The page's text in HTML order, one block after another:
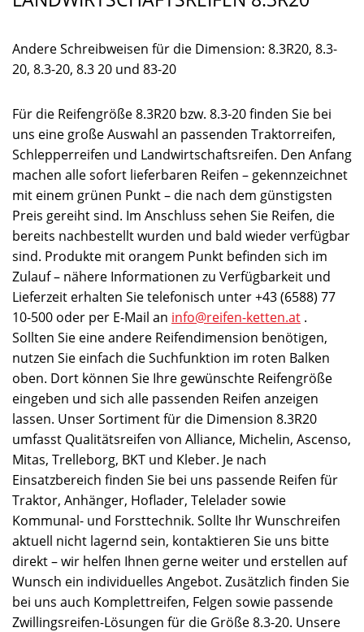
Andere Schreibweisen für die Dimension: 8.3R20, 8.3-
20, 8.3-20, 8.3 20 und 83-20
Für die Reifengröße 8.3R20 bzw. 8.3-20 finden Sie bei
uns eine große Auswahl an passenden Traktorreifen,
Schlepperreifen und Landwirtschaftsreifen. Den Anfang
machen alle sofort lieferbaren Reifen – gekennzeichnet
mit einem grünen Punkt – die nach dem günstigsten
Preis gereiht sind. Im Anschluss sehen Sie Reifen, die
bereits nachbestellt wurden und bald wieder verfügbar
sind. Produkte mit orangem Punkt befinden sich im
Zulauf – nähere Informationen zu Verfügbarkeit und
Lieferzeit erhalten Sie telefonisch unter +43 (6588) 77
10-500 oder per E-Mail an info@reifen-ketten.at .
Sollten Sie eine andere Reifendimension benötigen,
nutzen Sie einfach die Suchfunktion im roten Balken
oben. Dort können Sie Ihre gewünschte Reifengröße
eingeben und sich alle passenden Reifen anzeigen
lassen. Unser Sortiment für die Dimension 8.3R20
umfasst Qualitätsreifen von Alliance, Michelin, Ascenso,
Mitas, Trelleborg, BKT und Kleber. Je nach
Einsatzbereich finden Sie bei uns passende Reifen für
Traktor, Anhänger, Hoflader, Telelader sowie
Kommunal- und Forsttechnik. Sollte Ihr Wunschreifen
aktuell nicht lagernd sein, kontaktieren Sie uns bitte
direkt – wir helfen Ihnen gerne weiter und erstellen auf
Wunsch ein individuelles Angebot. Zusätzlich finden Sie
bei uns auch Komplettreifen, Felgen sowie passende
Zwillingsreifen-Lösungen für die Größe 8.3-20. Unsere